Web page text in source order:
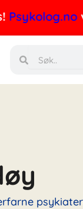
vil stå